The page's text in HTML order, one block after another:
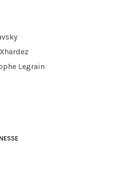
Legrain